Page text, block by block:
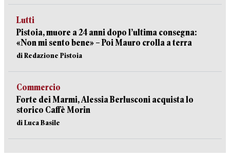
Lutti
Pistoia, muore a 24 anni dopo l’ultima consegna:
«Non mi sento bene» – Poi Mauro crolla a terra
di Redazione Pistoia
Commercio
Forte dei Marmi, Alessia Berlusconi acquista lo
storico Caffè Morin
di Luca Basile